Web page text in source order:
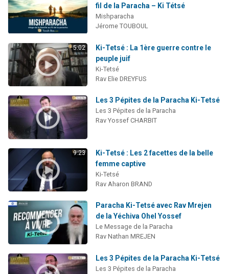
fil de la Paracha – Ki Tétsé
Mishparacha
Jérome TOUBOUL
5:02
Ki-Tetsé : La 1ère guerre contre le
peuple juif
Ki-Tetsé
Rav Elie DREYFUS
Les 3 Pépites de la Paracha Ki-Tetsé
Les 3 Pépites de la Paracha
Rav Yossef CHARBIT
9:23
Ki-Tetsé : Les 2 facettes de la belle
femme captive
Ki-Tetsé
Rav Aharon BRAND
Paracha Ki-Tetsé avec Rav Mrejen
de la Yéchiva Ohel Yossef
Le Message de la Paracha
Rav Nathan MREJEN
Les 3 Pépites de la Paracha Ki-Tetsé
Les 3 Pépites de la Paracha